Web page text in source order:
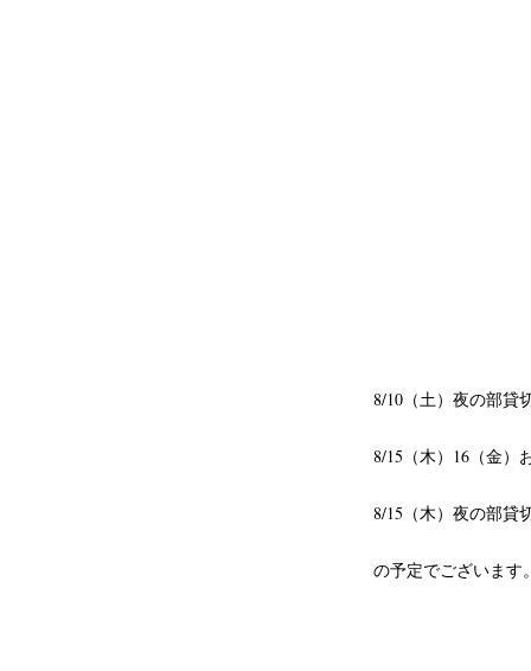
8/10（土）夜の部貸
8/15（木）16（金）
8/15（木）夜の部
の予定でございます